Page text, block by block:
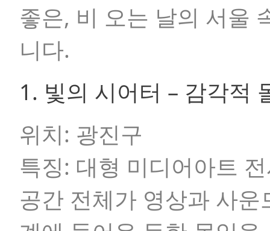
좋은, 비 오는 날의 서울
니다.
1. 빛의 시어터 – 감각적
위치: 광진구
특징: 대형 미디어아트
공간 전체가 영상과 사